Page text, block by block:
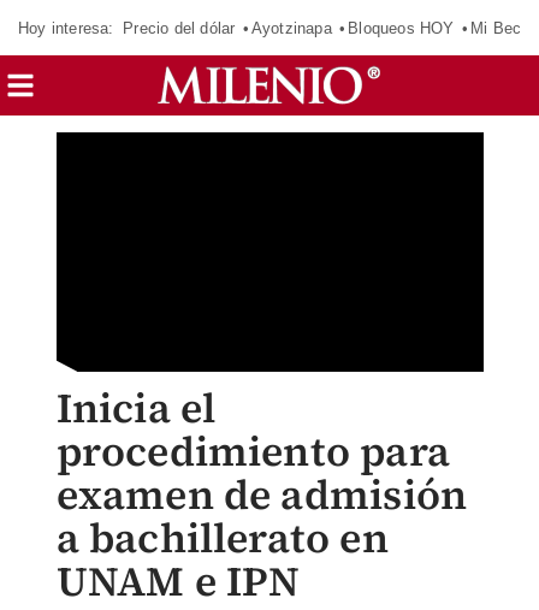
Hoy interesa: Precio del dólar Ayotzinapa Bloqueos HOY Mi Beca
Inicia el
procedimiento para
examen de admisión
a bachillerato en
UNAM e IPN